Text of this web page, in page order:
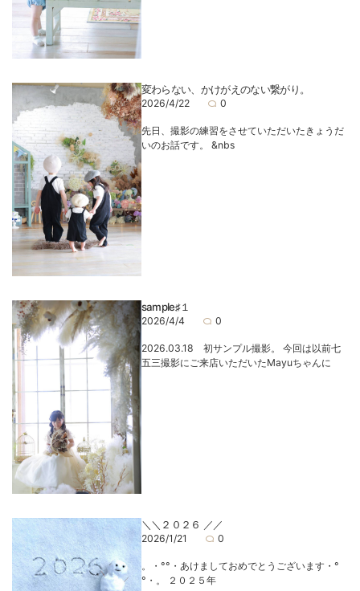
変わらない、かけがえのない繋がり。
2026/4/22 0
先日、撮影の練習をさせていただいたきょうだ
いのお話です。 &nbs
sample♯１
2026/4/4 0
2026.03.18 初サンプル撮影。 今回は以前七
五三撮影にご来店いただいたMayuちゃんに
＼＼２０２６ ／／
2026/1/21 0
。・°°・あけましておめでとうございます・°
°・。 ２０２５年